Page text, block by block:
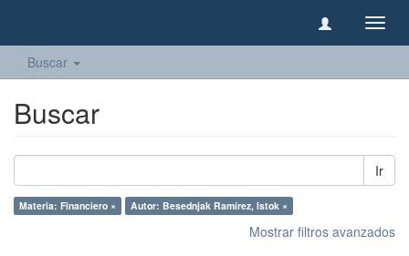
Buscar
Buscar
Ir
Materia: Financiero × Autor: Besednjak Ramírez, Istok ×
Mostrar filtros avanzados